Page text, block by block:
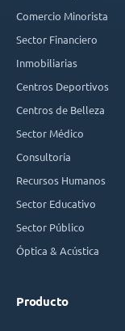
Comercio Minorista
Sector Financiero
Inmobiliarias
Centros Deportivos
Centros de Belleza
Sector Médico
Consultoría
Recursos Humanos
Sector Educativo
Sector Público
Óptica & Acústica
Producto